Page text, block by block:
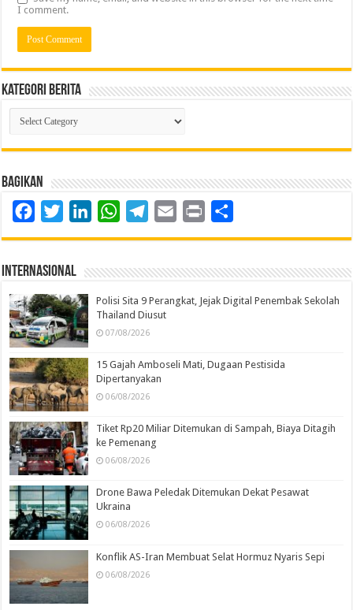
I comment.
Kategori Berita
Kategori
Berita
Bagikan
FacebookTwitterLinkedInWhatsAppTelegram
Email Print
Internasional
Polisi Sita 9 Perangkat, Jejak Digital Penembak Sekolah
Thailand Diusut
07/08/2026
15 Gajah Amboseli Mati, Dugaan Pestisida
Dipertanyakan
06/08/2026
Tiket Rp20 Miliar Ditemukan di Sampah, Biaya Ditagih
ke Pemenang
06/08/2026
Drone Bawa Peledak Ditemukan Dekat Pesawat
Ukraina
06/08/2026
Konflik AS-Iran Membuat Selat Hormuz Nyaris Sepi
06/08/2026